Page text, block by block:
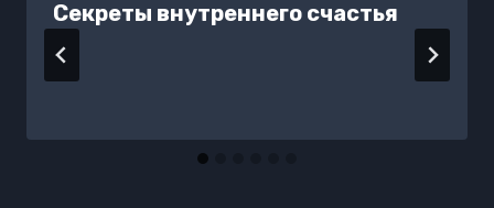
Секреты внутреннего счастья